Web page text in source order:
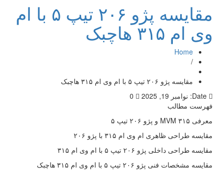
مقایسه پژو ۲۰۶ تیپ ۵ با ام
وی ام ۳۱۵ هاچبک
Home
/
مقایسه پژو ۲۰۶ تیپ ۵ با ام وی ام ۳۱۵ هاچبک
Date: نوامبر 19, 2025
0
فهرست مطالب
معرفی MVM ۳۱۵ و پژو ۲۰۶ تیپ ۵
مقایسه طراحی ظاهری ام وی ام ۳۱۵ با پژو ۲۰۶
مقایسه طراحی داخلی پژو ۲۰۶ تیپ ۵ با ام وی ام ۳۱۵
مقایسه مشخصات فنی پژو ۲۰۶ تیپ ۵ با ام وی ام ۳۱۵ هاچبک